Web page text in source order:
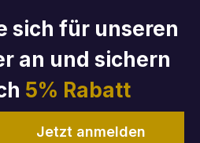
sich für unseren
an und sichern
5% Rabatt
Jetzt anmelden